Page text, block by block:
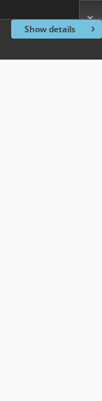
Show details